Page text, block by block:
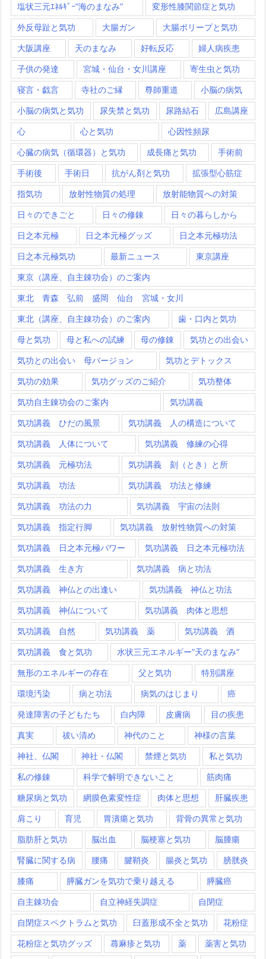
塩状三元ｴﾈﾙｷﾞｰ”海のまなみ” 変形性膝関節症と気功
外反母趾と気功 大腸ガン 大腸ポリープと気功
大阪講座 天のまなみ 好転反応 婦人病疾患
子供の発達 宮城・仙台・女川講座 寄生虫と気功
寝言・戯言 寺社のご縁 尊師重道 小脳の病気
小脳の病気と気功 尿失禁と気功 尿路結石 広島講座
心 心と気功 心因性頻尿
心臓の病気（循環器）と気功 成長痛と気功 手術前
手術後 手術日 抗がん剤と気功 拡張型心筋症
指気功 放射性物質の処理 放射能物質への対策
日々のできごと 日々の修錬 日々の暮らしから
日之本元極 日之本元極グッズ 日之本元極功法
日之本元極気功 最新ニュース 東京講座
東京（講座、自主錬功会）のご案内
東北 青森 弘前 盛岡 仙台 宮城・女川
東北（講座、自主錬功会）のご案内 歯・口内と気功
母と気功 母と私への試練 母の修錬 気功との出会い
気功との出会い 母バージョン 気功とデトックス
気功の効果 気功グッズのご紹介 気功整体
気功自主錬功会のご案内 気功講義
気功講義 ひだの風景 気功講義 人の構造について
気功講義 人体について 気功講義 修練の心得
気功講義 元極功法 気功講義 刻（とき）と所
気功講義 功法 気功講義 功法と修練
気功講義 功法の力 気功講義 宇宙の法則
気功講義 指定行脚 気功講義 放射性物質への対策
気功講義 日之本元極パワー 気功講義 日之本元極功法
気功講義 生き方 気功講義 病と功法
気功講義 神仏との出逢い 気功講義 神仏と功法
気功講義 神仏について 気功講義 肉体と思想
気功講義 自然 気功講義 薬 気功講義 酒
気功講義 食と気功 水状三元エネルギー”天のまなみ”
無形のエネルギーの存在 父と気功 特別講座
環境汚染 病と功法 病気のはじまり 癌
発達障害の子どもたち 白内障 皮膚病 目の疾患
真実 祓い清め 神代のこと 神様の言葉
神社、仏閣 神社・仏閣 禁煙と気功 私と気功
私の修錬 科学で解明できないこと 筋肉痛
糖尿病と気功 網膜色素変性症 肉体と思想 肝臓疾患
肩こり 育児 胃潰瘍と気功 背骨の異常と気功
脂肪肝と気功 脳出血 脳梗塞と気功 脳腫瘍
腎臓に関する病 腰痛 腱鞘炎 腸炎と気功 膀胱炎
膝痛 膵臓ガンを気功で乗り越える 膵臓癌
自主錬功会 自立神経失調症 自閉症
自閉症スペクトラムと気功 臼蓋形成不全と気功 花粉症
花粉症と気功グッズ 蕁麻疹と気功 薬 薬害と気功